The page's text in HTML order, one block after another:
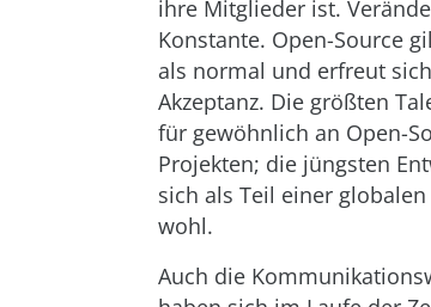
ihre Mitglieder ist.
Konstante. Open-Source
als normal und erfreut
Akzeptanz. Die größten
für gewöhnlich an Open-
Projekten; die jüngsten
sich als Teil einer
wohl.
Auch die